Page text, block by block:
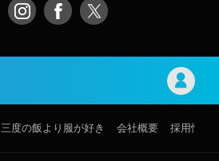
三度の飯より服が好き 会社概要 採用情報